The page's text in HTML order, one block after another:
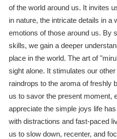
of the world around us. It invites
in nature, the intricate details in a
emotions of those around us. By
skills, we gain a deeper
place in the world. The art of
sight alone. It stimulates our
raindrops to the aroma of freshly
us to savor the present moment,
appreciate the simple joys life
with distractions and fast-paced
us to slow down, recenter, and